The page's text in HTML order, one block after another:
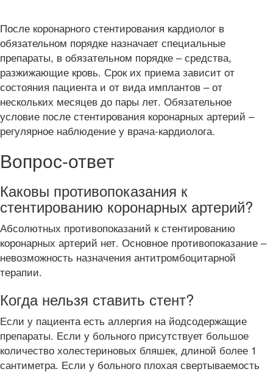
После коронарного стентирования кардиолог в
обязательном порядке назначает специальные
препараты, в обязательном порядке – средства,
разжижающие кровь. Срок их приема зависит от
состояния пациента и от вида имплантов – от
нескольких месяцев до пары лет. Обязательное
условие после стентирования коронарных артерий –
регулярное наблюдение у врача-кардиолога.
Вопрос-ответ
Каковы противопоказания к
стентированию коронарных артерий?
Абсолютных противопоказаний к стентированию
коронарных артерий нет. Основное противопоказание –
невозможность назначения антитромбоцитарной
терапии.
Когда нельзя ставить стент?
Если у пациента есть аллергия на йодсодержащие
препараты. Если у больного присутствует большое
количество холестериновых бляшек, длиной более 1
сантиметра. Если у больного плохая свертываемость